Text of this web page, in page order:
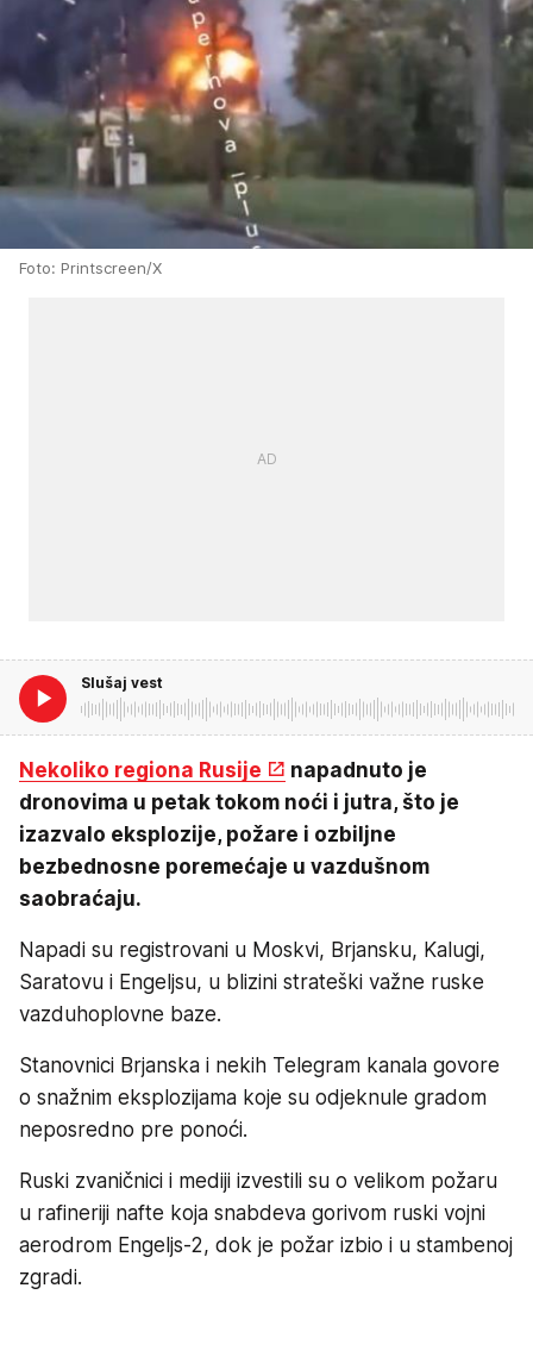
Foto: Printscreen/X
Slušaj vest
Nekoliko regiona Rusije
napadnuto je
dronovima u petak tokom noći i jutra, što je
izazvalo eksplozije, požare i ozbiljne
bezbednosne poremećaje u vazdušnom
saobraćaju.
Napadi su registrovani u Moskvi, Brjansku, Kalugi,
Saratovu i Engeljsu, u blizini strateški važne ruske
vazduhoplovne baze.
Stanovnici Brjanska i nekih Telegram kanala govore
o snažnim eksplozijama koje su odjeknule gradom
neposredno pre ponoći.
Ruski zvaničnici i mediji izvestili su o velikom požaru
u rafineriji nafte koja snabdeva gorivom ruski vojni
aerodrom Engeljs-2, dok je požar izbio i u stambenoj
zgradi.